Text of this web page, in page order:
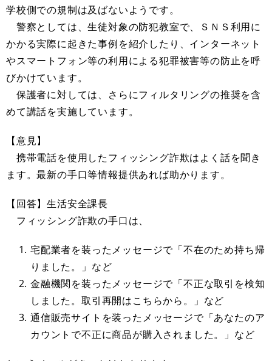
学校側での規制は及ばないようです。
警察としては、生徒対象の防犯教室で、ＳＮＳ利用に
かかる実際に起きた事例を紹介したり、インターネット
やスマートフォン等の利用による犯罪被害等の防止を呼
びかけています。
保護者に対しては、さらにフィルタリングの推奨を含
めて講話を実施しています。
【意見】
携帯電話を使用したフィッシング詐欺はよく話を聞き
ます。最新の手口等情報提供あれば助かります。
【回答】生活安全課長
フィッシング詐欺の手口は、
宅配業者を装ったメッセージで「不在のため持ち帰
りました。」など
金融機関を装ったメッセージで「不正な取引を検知
しました。取引再開はこちらから。」など
通信販売サイトを装ったメッセージで「あなたのア
カウントで不正に商品が購入されました。」など